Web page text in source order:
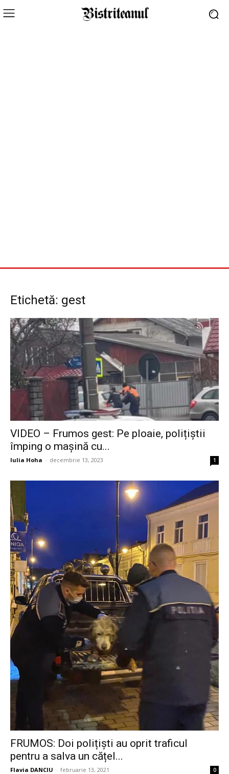
Etichetă: gest
VIDEO – Frumos gest: Pe ploaie, polițiștii
împing o mașină cu...
Iulia Hoha - decembrie 13, 2023 1
FRUMOS: Doi polițiști au oprit traficul
pentru a salva un cățel...
Flavia DANCIU - februarie 13, 2021 0